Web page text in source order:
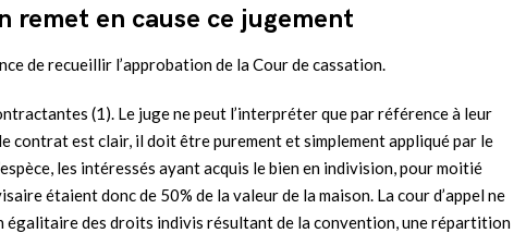
remet en cause ce jugement
de recueillir l’approbation de la Cour de cassation.
(1). Le juge ne peut l’interpréter que par référence à leur
contrat est clair, il doit être purement et simplement appliqué par le
les intéressés ayant acquis le bien en indivision, pour moitié
étaient donc de 50% de la valeur de la maison. La cour d’appel ne
des droits indivis résultant de la convention, une répartition